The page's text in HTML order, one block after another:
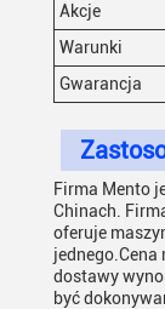
Akcje
Warunki
Gwarancja
Firma Mento
Chinach.
oferuje
dostawy
być